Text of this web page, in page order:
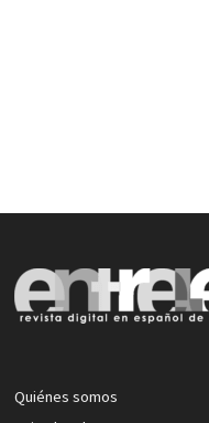
Quiénes somos